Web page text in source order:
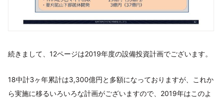
続きまして、12ページは2019年度の設備投資計画でございます。
18中計3ヶ年累計は3,300億円と多額になっておりますが、これか
ら実施に移るいろいろな計画がございますので、2019年はこのよ